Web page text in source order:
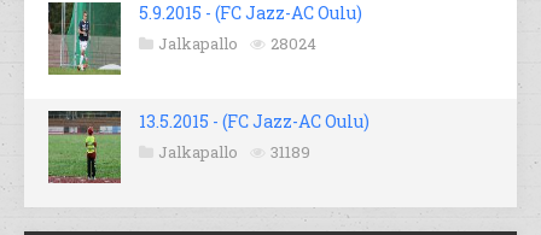
5.9.2015 - (FC Jazz-AC Oulu)
Jalkapallo 28024
13.5.2015 - (FC Jazz-AC Oulu)
Jalkapallo 31189